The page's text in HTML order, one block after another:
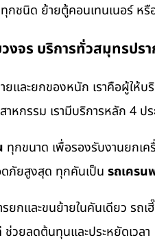
กชนิด ย้ายตู้คอนเทนเนอร์
ร บริการทั่วสมุทรปรา
และยกของหนัก เราคือผู้ให้
าหกรรม เรามีบริการหลัก 4
ทุกขนาด เพื่อรองรับงานยกเ
ดภัยสูงสุด ทุกคันเป็น รถเคร
ยกและขนย้ายในคันเดียว รถ
ช่วยลดต้นทุนและประหยัดเวลา